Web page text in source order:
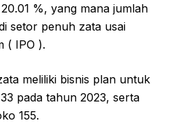
%, yang mana jumlah
setor penuh zata usai
( IPO ).
meliliki bisnis plan untuk
pada tahun 2023, serta
155.